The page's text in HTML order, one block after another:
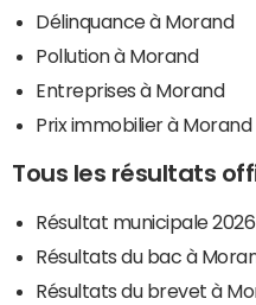
Délinquance à Morand
Pollution à Morand
Entreprises à Morand
Prix immobilier à Morand
Tous les résultats
Résultat municipale
Résultats du bac à
Résultats du brevet à